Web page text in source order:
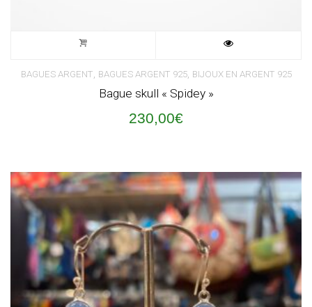
BAGUES ARGENT, BAGUES ARGENT 925, BIJOUX EN ARGENT 925
Bague skull « Spidey »
230,00€